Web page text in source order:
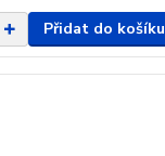
Přidat do košíku